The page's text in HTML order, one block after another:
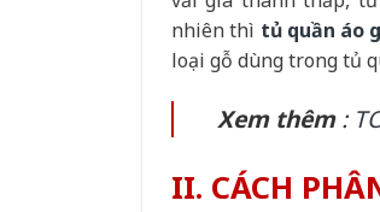
nhiên thì tủ quần áo
loại gỗ dùng trong tủ
Xem thêm:
II. CÁCH